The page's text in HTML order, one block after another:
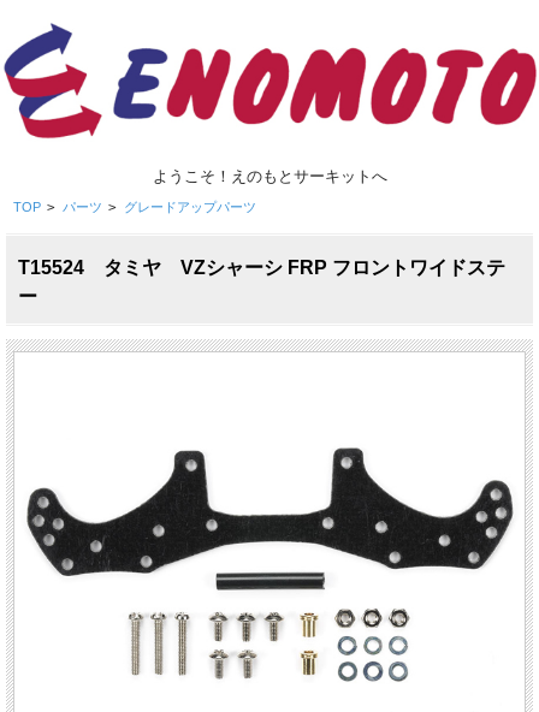
ようこそ！えのもとサーキットへ
TOP > パーツ > グレードアップパーツ
T15524 タミヤ VZシャーシ FRP フロントワイドステ
ー